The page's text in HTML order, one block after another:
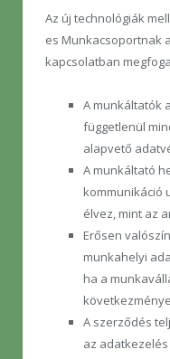
Az új technológiák
es Munkacsoportnak
kapcsolatban
A munkáltatók
függetlenül
alapvető
A munkáltató
kommunikáció
élvez, mint az
Erősen
munkahelyi
ha a
A szerződés
az